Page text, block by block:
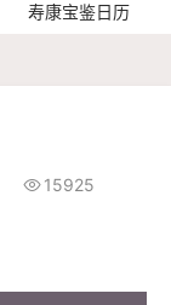
寿康宝鉴日历
 15925